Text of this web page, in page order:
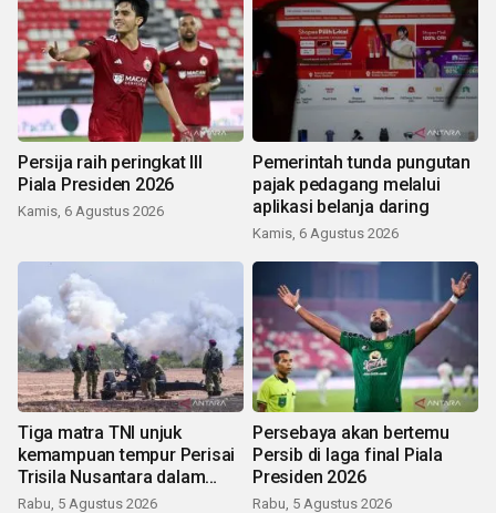
Persija raih peringkat III
Piala Presiden 2026
Kamis, 6 Agustus 2026
Pemerintah tunda pungutan
pajak pedagang melalui
aplikasi belanja daring
Kamis, 6 Agustus 2026
Tiga matra TNI unjuk
kemampuan tempur Perisai
Trisila Nusantara dalam
latihan di Kepri
Rabu, 5 Agustus 2026
Persebaya akan bertemu
Persib di laga final Piala
Presiden 2026
Rabu, 5 Agustus 2026